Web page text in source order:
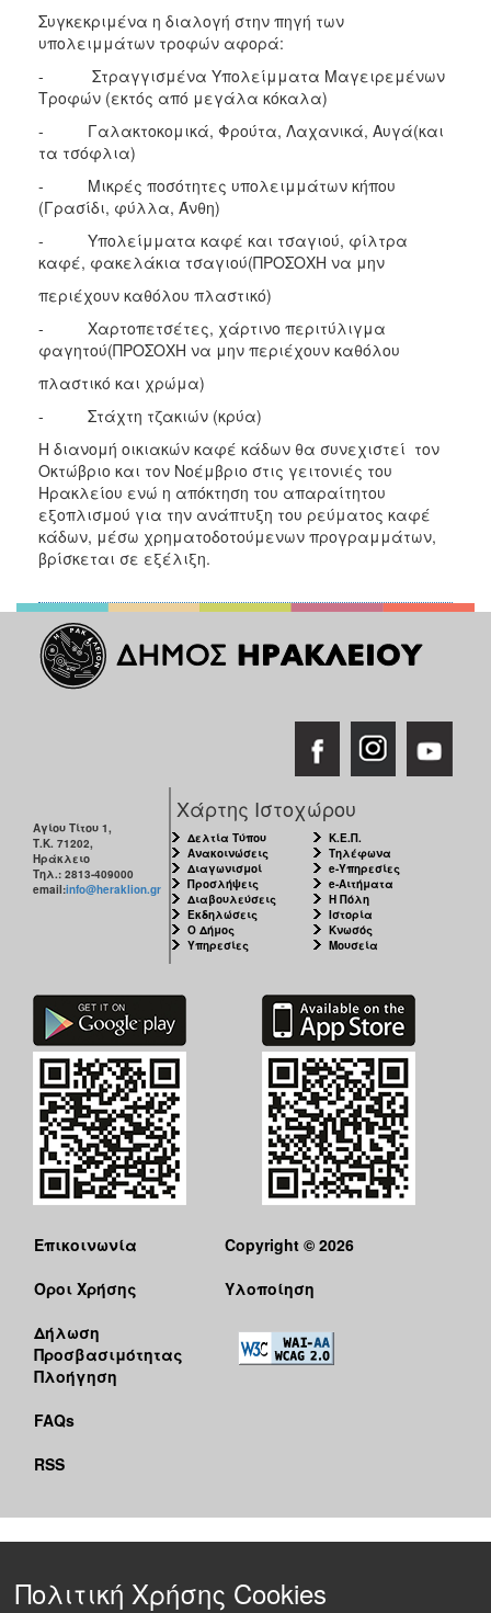
Συγκεκριμένα η διαλογή στην πηγή των
υπολειμμάτων τροφών αφορά:
- Στραγγισμένα Υπολείμματα Μαγειρεμένων
Τροφών (εκτός από μεγάλα κόκαλα)
- Γαλακτοκομικά, Φρούτα, Λαχανικά, Αυγά(και
τα τσόφλια)
- Μικρές ποσότητες υπολειμμάτων κήπου
(Γρασίδι, φύλλα, Άνθη)
- Υπολείμματα καφέ και τσαγιού, φίλτρα
καφέ, φακελάκια τσαγιού(ΠΡΟΣΟΧΗ να μην
περιέχουν καθόλου πλαστικό)
- Χαρτοπετσέτες, χάρτινο περιτύλιγμα
φαγητού(ΠΡΟΣΟΧΗ να μην περιέχουν καθόλου
πλαστικό και χρώμα)
- Στάχτη τζακιών (κρύα)
Η διανομή οικιακών καφέ κάδων θα συνεχιστεί τον
Οκτώβριο και τον Νοέμβριο στις γειτονιές του
Ηρακλείου ενώ η απόκτηση του απαραίτητου
εξοπλισμού για την ανάπτυξη του ρεύματος καφέ
κάδων, μέσω χρηματοδοτούμενων προγραμμάτων,
βρίσκεται σε εξέλιξη.
Αγίου Τίτου 1,
Τ.Κ. 71202,
Ηράκλειο
Τηλ.: 2813-409000
email:info@heraklion.gr
Χάρτης Ιστοχώρου
Δελτία Τύπου
Ανακοινώσεις
Διαγωνισμοί
Προσλήψεις
Διαβουλεύσεις
Εκδηλώσεις
Ο Δήμος
Υπηρεσίες
Κ.Ε.Π.
Τηλέφωνα
e-Υπηρεσίες
e-Αιτήματα
Η Πόλη
Ιστορία
Κνωσός
Μουσεία
Επικοινωνία
Όροι Χρήσης
Δήλωση
Προσβασιμότητας
Πλοήγηση
FAQs
RSS
Copyright © 2026
Υλοποίηση
Πολιτική Χρήσης Cookies